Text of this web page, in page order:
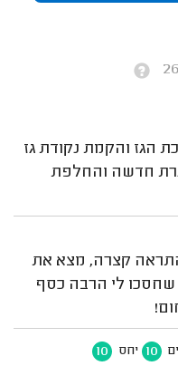
הגז והקמת נקודת גז
חדשה והחלפת
קצרה, מצא את
שחסכו לי הרבה כסף
10 יחס 10